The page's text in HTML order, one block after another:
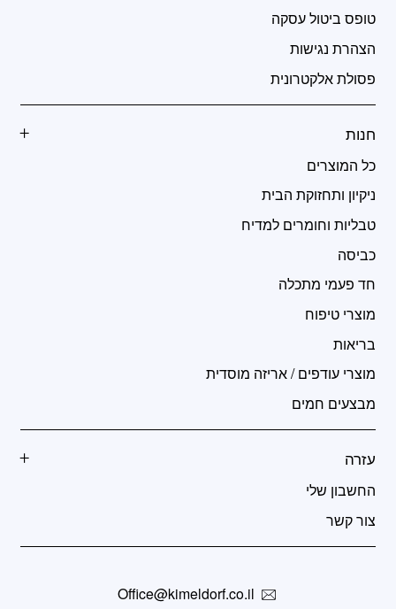
טופס ביטול עסקה
הצהרת נגישות
פסולת אלקטרונית
חנות
כל המוצרים
ניקיון ותחזוקת הבית
טבליות וחומרים למדיח
כביסה
חד פעמי מתכלה
מוצרי טיפוח
בריאות
מוצרי עודפים / אריזה מוסדית
מבצעים חמים
עזרה
החשבון שלי
צור קשר
Office@kimeldorf.co.il